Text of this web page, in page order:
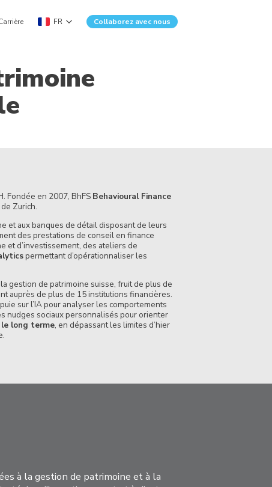
FR Collaborez avec nous
Fondée en 2007, BhFS Behavioural Finance
Zurich.
et aux banques de détail disposant de leurs
des prestations de conseil en finance
et d’investissement, des ateliers de
permettant d’opérationnaliser les
gestion de patrimoine suisse, fruit de plus de
auprès de plus de 15 institutions financières.
sur l’IA pour analyser les comportements
nudges sociaux personnalisés pour orienter
le long terme, en dépassant les limites d’hier
à la gestion de patrimoine et à la